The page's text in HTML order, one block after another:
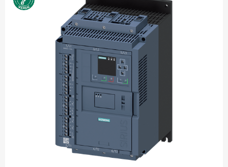
contator
tomada
barramento
fita isolante
caixa passagem
disjuntor motor